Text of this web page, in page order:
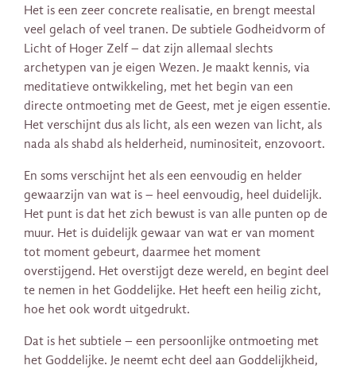
Het is een zeer concrete realisatie, en brengt meestal
veel gelach of veel tranen. De subtiele Godheidvorm of
Licht of Hoger Zelf – dat zijn allemaal slechts
archetypen van je eigen Wezen. Je maakt kennis, via
meditatieve ontwikkeling, met het begin van een
directe ontmoeting met de Geest, met je eigen essentie.
Het verschijnt dus als licht, als een wezen van licht, als
nada als shabd als helderheid, numinositeit, enzovoort.
En soms verschijnt het als een eenvoudig en helder
gewaarzijn van wat is – heel eenvoudig, heel duidelijk.
Het punt is dat het zich bewust is van alle punten op de
muur. Het is duidelijk gewaar van wat er van moment
tot moment gebeurt, daarmee het moment
overstijgend. Het overstijgt deze wereld, en begint deel
te nemen in het Goddelijke. Het heeft een heilig zicht,
hoe het ook wordt uitgedrukt.
Dat is het subtiele – een persoonlijke ontmoeting met
het Goddelijke. Je neemt echt deel aan Goddelijkheid,